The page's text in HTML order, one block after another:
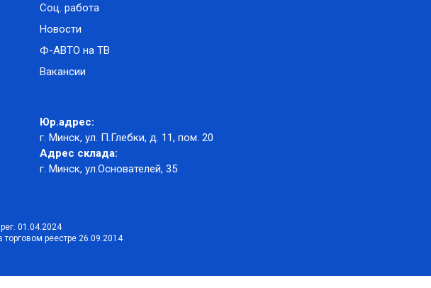
Соц. работа
Новости
Ф-АВТО на ТВ
Вакансии
Юр.адрес:
г. Минск, ул. П.Глебки, д. 11, пом. 20
Адрес склада:
г. Минск, ул.Основателей, 35
01.04.2024
торговом реестре 26.09.2014